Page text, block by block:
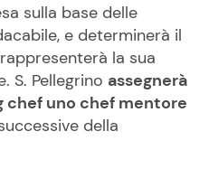
sulla base delle
e determinerà il
la sua
S. Pellegrino assegnerà
chef uno chef mentore
della